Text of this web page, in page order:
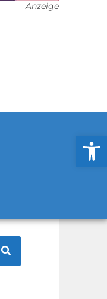
Anzeige